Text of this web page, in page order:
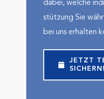
dabei, welche
stützung Sie
bei uns erhalten
JETZT
SICHERN!